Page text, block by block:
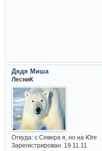
Дядя Миша
ЛесниК
Откуда:с Севера я, но на Юге
Зарегистрирован: 19.11.11